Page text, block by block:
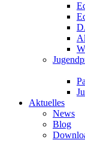
Aktuelles
News
Blog